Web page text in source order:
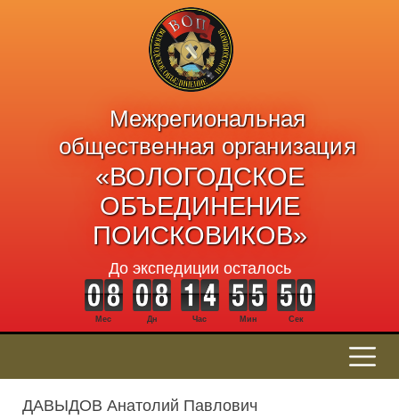
Межрегиональная
общественная организация
«ВОЛОГОДСКОЕ
ОБЪЕДИНЕНИЕ
ПОИСКОВИКОВ»
До экспедиции осталось
Мес Дн Час Мин Сек
ДАВЫДОВ Анатолий Павлович